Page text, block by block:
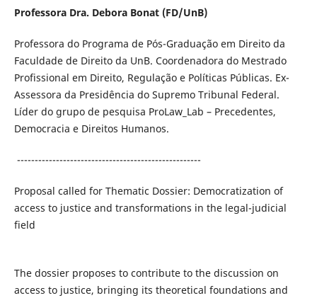
Professora Dra. Debora Bonat (FD/UnB)
Professora do Programa de Pós-Graduação em Direito da
Faculdade de Direito da UnB. Coordenadora do Mestrado
Profissional em Direito, Regulação e Políticas Públicas. Ex-
Assessora da Presidência do Supremo Tribunal Federal.
Líder do grupo de pesquisa ProLaw_Lab – Precedentes,
Democracia e Direitos Humanos.
----------------------------------------------------
Proposal called for Thematic Dossier: Democratization of
access to justice and transformations in the legal-judicial
field
The dossier proposes to contribute to the discussion on
access to justice, bringing its theoretical foundations and